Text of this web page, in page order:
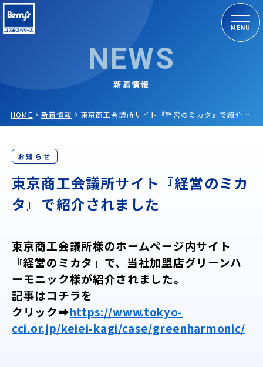
MENU
NEWS
新着情報
HOME 新着情報 東京商工会議所サイト『経営のミカタ』で紹介されました
お知らせ
東京商工会議所サイト『経営のミカ
タ』で紹介されました
東京商工会議所様のホームページ内サイト
『経営のミカタ』で、当社加盟店グリーンハ
ーモニック様が紹介されました。
記事はコチラを
クリック➡https://www.tokyo-
cci.or.jp/keiei-kagi/case/greenharmonic/